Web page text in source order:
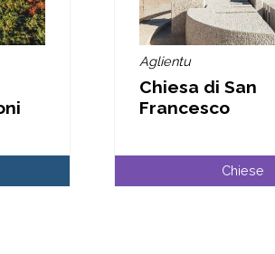
Aglientu
Chiesa di San
Francesco
Chiese